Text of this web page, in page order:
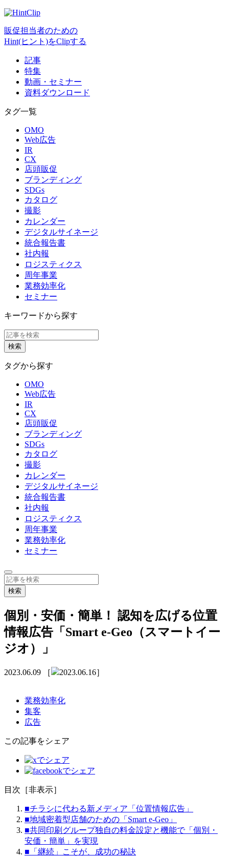
販促担当者のための
Hint(ヒント)をClipする
記事
特集
動画・セミナー
資料ダウンロード
タグ一覧
OMO
Web広告
IR
CX
店頭販促
ブランディング
SDGs
カタログ
撮影
カレンダー
デジタルサイネージ
統合報告書
社内報
ロジスティクス
周年事業
業務効率化
セミナー
キーワードから探す
タグから探す
OMO
Web広告
IR
CX
店頭販促
ブランディング
SDGs
カタログ
撮影
カレンダー
デジタルサイネージ
統合報告書
社内報
ロジスティクス
周年事業
業務効率化
セミナー
個別・安価・簡単！ 認知を広げる位置
情報広告「Smart e-Geo（スマートイー
ジオ）」
2023.06.09 ［ 2023.06.16］
業務効率化
集客
広告
この記事をシェア
目次 ［非表示］
■チラシに代わる新メディア「位置情報広告」
■地域密着型店舗のための「Smart e-Geo」
■共同印刷グループ独自の料金設定と機能で「個別・
安価・簡単」を実現
■「継続」こそが、成功の秘訣